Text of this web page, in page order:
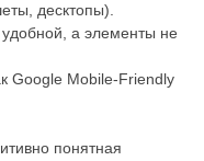
десктопы).
удобной, а элементы не
Google Mobile-Friendly
понятная